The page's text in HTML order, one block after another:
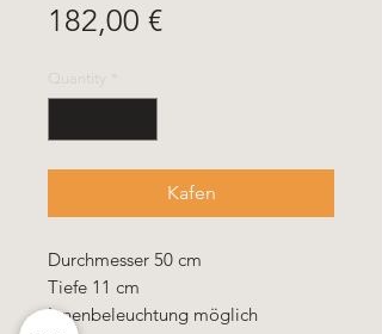
182,00 €Price
Quantity
Kafen
Durchmesser 50 cm
Tiefe 11 cm
Innenbeleuchtung möglich